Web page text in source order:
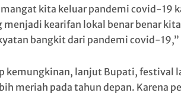
kita keluar pandemi covid-19
menjadi kearifan lokal benar benar
bangkit dari pandemi covid-19,”
kemungkinan, lanjut Bupati, festival
meriah pada tahun depan. Karena